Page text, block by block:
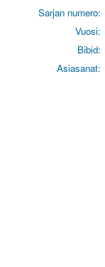
Sarjan numero:
Vuosi:
Bibid:
Asiasanat: